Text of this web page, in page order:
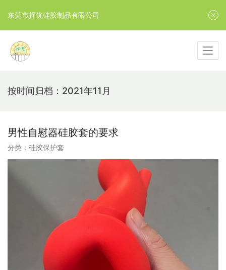
按时间归档：2021年11月
男性自慰器硅胶套的要求
分类： 硅胶保护套
东莞市择优硅胶制品有限公司